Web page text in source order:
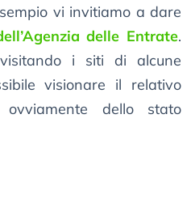
vi invitiamo a dare
delle Entrate.
i siti di alcune
visionare il relativo
ovviamente dello stato